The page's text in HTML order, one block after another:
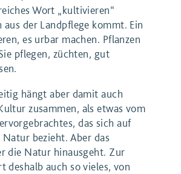
Wort „kultivieren“
der Landpflege kommt. Ein
es urbar machen. Pflanzen
pflegen, züchten, gut
hängt aber damit auch
zusammen, als etwas vom
das sich auf
Natur bezieht. Aber das
die Natur hinausgeht. Zur
deshalb auch so vieles, von